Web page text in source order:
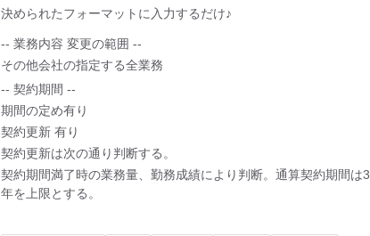
決められたフォーマットに入力するだけ♪
-- 業務内容 変更の範囲 --
その他会社の指定する全業務
-- 契約期間 --
期間の定め有り
契約更新 有り
契約更新は次の通り判断する。
契約期間満了時の業務量、勤務成績により判断。通算契約期間は3
年を上限とする。